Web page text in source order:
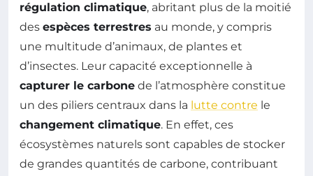
régulation climatique, abritant plus de la moitié
des espèces terrestres au monde, y compris
une multitude d’animaux, de plantes et
d’insectes. Leur capacité exceptionnelle à
capturer le carbone de l’atmosphère constitue
un des piliers centraux dans la lutte contre le
changement climatique. En effet, ces
écosystèmes naturels sont capables de stocker
de grandes quantités de carbone, contribuant